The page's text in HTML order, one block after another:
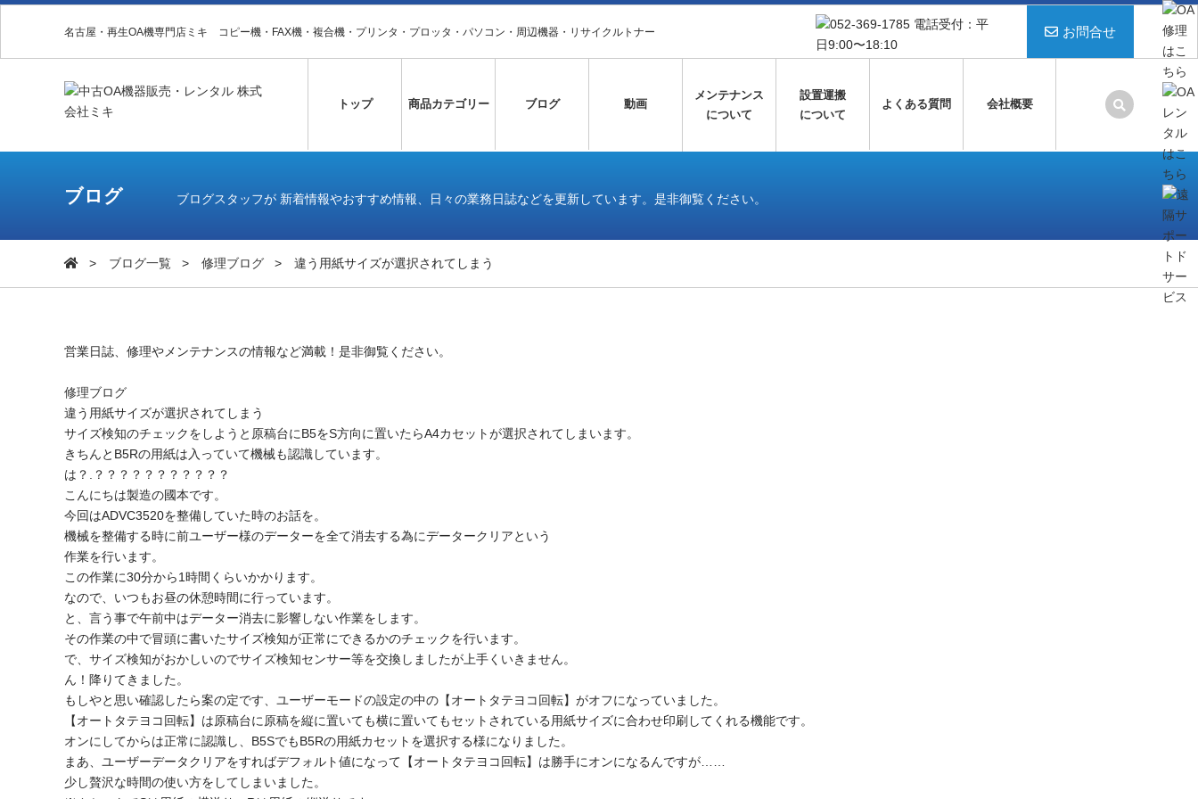
名古屋・再生OA機専門店ミキ コピー機・FAX機・複合機・プリンタ・プロッタ・パソコン・周辺機器・リサイクルトナー お問合せ
トップ 商品カテゴリー ブログ 動画
メンテナンス
について
設置運搬
について
よくある質問 会社概要
ブログ ブログスタッフが 新着情報やおすすめ情報、日々の業務日誌などを更新しています。是非御覧ください。
ブログ一覧 修理ブログ 違う用紙サイズが選択されてしまう
営業日誌、修理やメンテナンスの情報など満載！是非御覧ください。
修理ブログ
違う用紙サイズが選択されてしまう
サイズ検知のチェックをしようと原稿台にB5をS方向に置いたらA4カセットが選択されてしまいます。
きちんとB5Rの用紙は入っていて機械も認識しています。
は？.？？？？？？？？？？？
こんにちは製造の國本です。
今回はADVC3520を整備していた時のお話を。
機械を整備する時に前ユーザー様のデーターを全て消去する為にデータークリアという
作業を行います。
この作業に30分から1時間くらいかかります。
なので、いつもお昼の休憩時間に行っています。
と、言う事で午前中はデーター消去に影響しない作業をします。
その作業の中で冒頭に書いたサイズ検知が正常にできるかのチェックを行います。
で、サイズ検知がおかしいのでサイズ検知センサー等を交換しましたが上手くいきません。
ん！降りてきました。
もしやと思い確認したら案の定です、ユーザーモードの設定の中の【オートタテヨコ回転】がオフになっていました。
【オートタテヨコ回転】は原稿台に原稿を縦に置いても横に置いてもセットされている用紙サイズに合わせ印刷してくれる機能です。
オンにしてからは正常に認識し、B5SでもB5Rの用紙カセットを選択する様になりました。
まあ、ユーザーデータクリアをすればデフォルト値になって【オートタテヨコ回転】は勝手にオンになるんですが……
少し贅沢な時間の使い方をしてしまいました。